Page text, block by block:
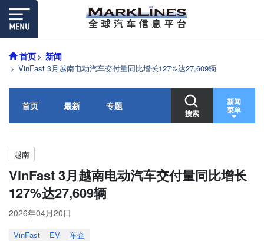
首页 新闻
VinFast 3月越南电动汽车交付量同比增长127%达27,609辆
首页 最新 专题
搜索
新闻
菜单
越南
VinFast 3月越南电动汽车交付量同比增长
127%达27,609辆
2026年04月20日
VinFast EV 车企